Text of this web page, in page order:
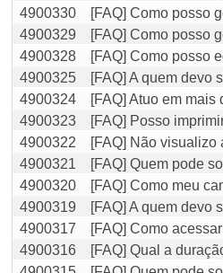
4900330
[FAQ] Como posso
4900329
[FAQ] Como posso
4900328
[FAQ] Como posso
4900325
[FAQ] A quem devo
4900324
[FAQ] Atuo em
4900323
[FAQ] Posso
4900322
[FAQ] Não visualizo
4900321
[FAQ] Quem pode
4900320
[FAQ] Como meu
4900319
[FAQ] A quem devo
4900317
[FAQ] Como
4900316
[FAQ] Qual a